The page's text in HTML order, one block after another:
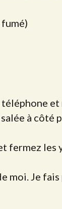
téléphone
à côté
fermez les
moi. Je